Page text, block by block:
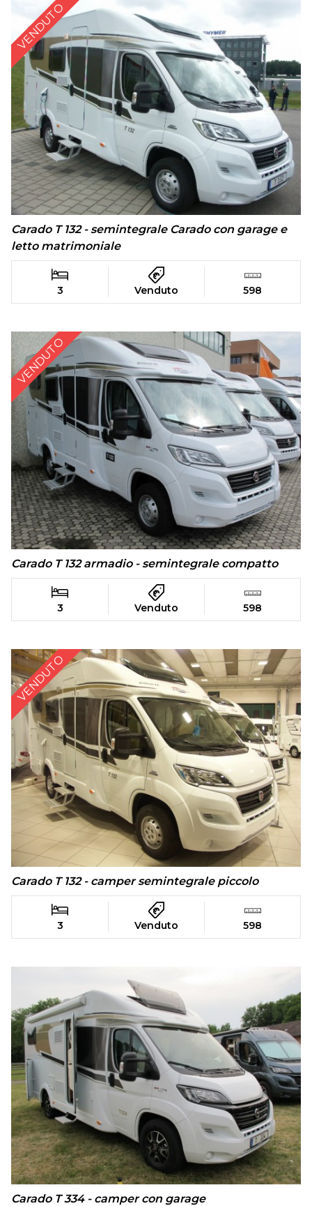
VENDUTO
Carado T 132 - semintegrale Carado con garage e
letto matrimoniale
3 Venduto 598
VENDUTO
Carado T 132 armadio - semintegrale compatto
3 Venduto 598
VENDUTO
Carado T 132 - camper semintegrale piccolo
3 Venduto 598
Carado T 334 - camper con garage